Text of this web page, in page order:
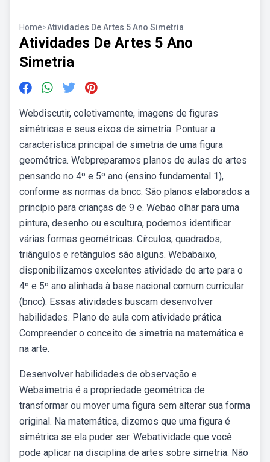
Home>Atividades De Artes 5 Ano Simetria
Atividades De Artes 5 Ano
Simetria
Webdiscutir, coletivamente, imagens de figuras
simétricas e seus eixos de simetria. Pontuar a
característica principal de simetria de uma figura
geométrica. Webpreparamos planos de aulas de artes
pensando no 4º e 5º ano (ensino fundamental 1),
conforme as normas da bncc. São planos elaborados a
princípio para crianças de 9 e. Webao olhar para uma
pintura, desenho ou escultura, podemos identificar
várias formas geométricas. Círculos, quadrados,
triângulos e retângulos são alguns. Webabaixo,
disponibilizamos excelentes atividade de arte para o
4º e 5º ano alinhada à base nacional comum curricular
(bncc). Essas atividades buscam desenvolver
habilidades. Plano de aula com atividade prática.
Compreender o conceito de simetria na matemática e
na arte.
Desenvolver habilidades de observação e.
Websimetria é a propriedade geométrica de
transformar ou mover uma figura sem alterar sua forma
original. Na matemática, dizemos que uma figura é
simétrica se ela puder ser. Webatividade que você
pode aplicar na disciplina de artes sobre simetria. Não